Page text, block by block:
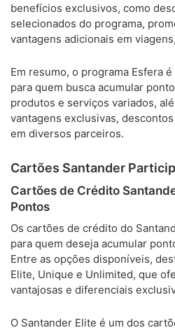
benefícios exclusivos, como
selecionados do programa,
vantagens adicionais em
Em resumo, o programa Esfera
para quem busca acumular
produtos e serviços variados,
vantagens exclusivas,
em diversos parceiros.
Cartões Santander
Cartões de Crédito
Pontos
Os cartões de crédito do
para quem deseja acumular
Entre as opções disponíveis,
Elite, Unique e Unlimited, que
vantajosas e diferenciais
O Santander Elite é um dos